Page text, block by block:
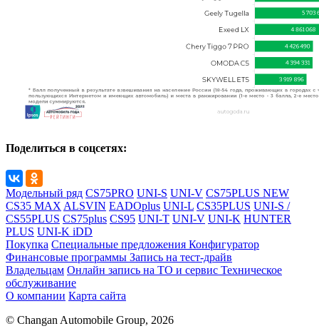
Поделиться в соцсетях:
Модельный ряд CS75PRO UNI-S UNI-V CS75PLUS NEW
CS35 MAX ALSVIN EADOplus UNI-L CS35PLUS UNI-S /
CS55PLUS CS75plus CS95 UNI-T UNI-V UNI-K HUNTER
PLUS UNI-K iDD
Покупка Специальные предложения Конфигуратор
Финансовые программы Запись на тест-драйв
Владельцам Онлайн запись на ТО и сервис Техническое
обслуживание
О компании Карта сайта
© Changan Automobile Group, 2026